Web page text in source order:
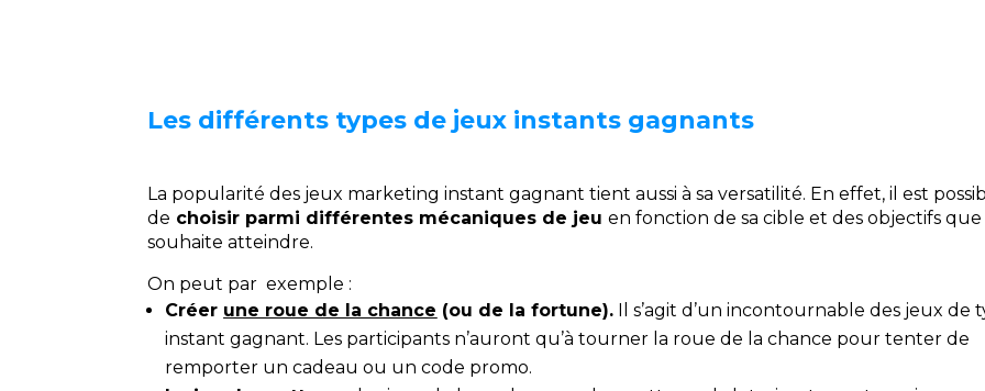
Les différents types de jeux instants gagnants
La popularité des jeux marketing instant gagnant tient aussi à sa versatilité. En effet, il est
de choisir parmi différentes mécaniques de jeuen fonction de sa cible et des objectifs que
souhaite atteindre.
On peut par exemple :
Créer une roue de la chance (ou de la fortune). Il s’agit d’un incontournable des jeux de
instant gagnant. Les participants n’auront qu’à tourner la roue de la chance pour tenter de
remporter un cadeau ou un code promo.